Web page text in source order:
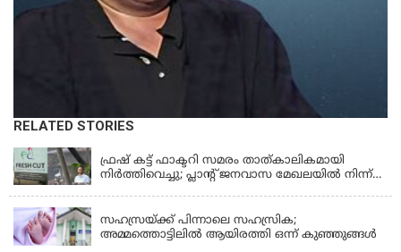
RELATED STORIES
KERALA
ഫ്രഷ് കട്ട് ഫാക്ടറി സമരം താത്കാലികമായി
നിർത്തിവെച്ചു; പ്ലാൻ്റ് ജനവാസ മേഖലയിൽ നിന്ന്
സഹസ്രയ്ക്ക് പിന്നാലെ സഹസ്രിക;
അമ്മത്തൊട്ടിലില്‍ ആയിരത്തി ഒന്ന് കുഞ്ഞുങ്ങള്‍